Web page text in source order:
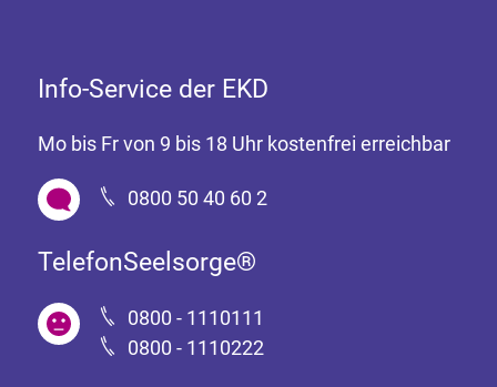
Info-Service der EKD
Mo bis Fr von 9 bis 18 Uhr kostenfrei erreichbar
0800 50 40 60 2
TelefonSeelsorge®
0800 - 1110111
0800 - 1110222